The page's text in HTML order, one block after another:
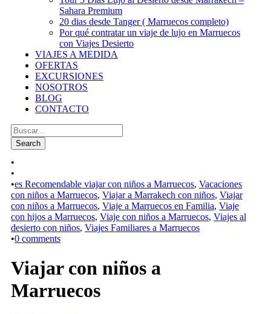
Sahara Premium
20 dias desde Tanger ( Marruecos completo)
Por qué contratar un viaje de lujo en Marruecos
con Viajes Desierto
VIAJES A MEDIDA
OFERTAS
EXCURSIONES
NOSOTROS
BLOG
CONTACTO
•
•
•es Recomendable viajar con niños a Marruecos, Vacaciones
con niños a Marruecos, Viajar a Marrakech con niños, Viajar
con niños a Marruecos, Viaje a Marruecos en Familia, Viaje
con hijos a Marruecos, Viaje con niños a Marruecos, Viajes al
desierto con niños, Viajes Familiares a Marruecos
•0 comments
Viajar con niños a
Marruecos